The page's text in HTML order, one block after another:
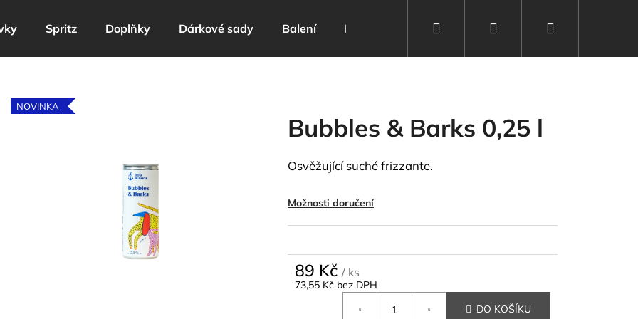
Spritz Doplňky Dárkové sady Balení Nealko Kontakty Vinařství
Přihlášení
Bubbles & Barks 0,25 l
Osvěžující suché frizzante.
Možnosti doručení
89 Kč / ks
73,55 Kč bez DPH
DO KOŠÍKU
NOVINKA
Doporučujeme